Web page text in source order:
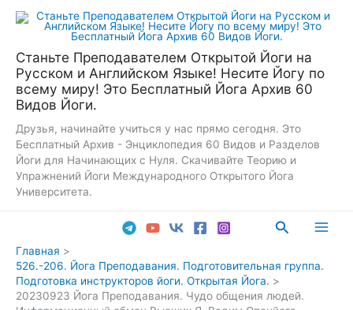
Перейти
Станьте Преподавателем Открытой Йоги на
Русском и Английском Языке! Несите Йогу по
всему миру! Это Бесплатный Йога Архив 60
Видов Йоги.
Друзья, начинайте учиться у нас прямо сегодня. Это
Бесплатный Архив - Энциклопедия 60 Видов и Разделов
Йоги для Начинающих с Нуля. Скачивайте Теорию и
Упражнений Йоги Международного Открытого Йога
Университета.
Поиск
Главная
526.-206. Йога Преподавания. Подготовительная группа.
Подготовка инструкторов йоги. Открытая Йога.
20230923 Йога Преподавания. Чудо общения людей.